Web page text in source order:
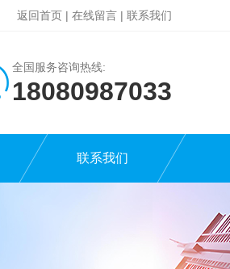
返回首页 | 在线留言 | 联系我们
全国服务咨询热线:
18080987033
联系我们